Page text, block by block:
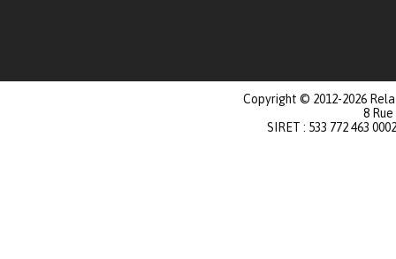
Copyright © 2012-2026
8
SIRET : 533 772 463